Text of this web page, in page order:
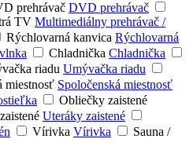
prehrávač DVD prehrávač
TV Multimediálny prehrávač /
Rýchlovarná kanvica Rýchlovarná
Chladnička Chladnička
riadu Umývačka riadu
miestnosť Spoločenská miestnosť
Obliečky zaistené
Uteráky zaistené
Vírivka Vírivka
Sauna /